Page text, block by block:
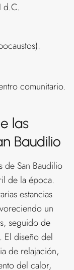
d.C.
comunitario.
las
Baudilio
de San Baudilio
de la época.
estancias
un
seguido de
El diseño del
de relajación,
del calor,